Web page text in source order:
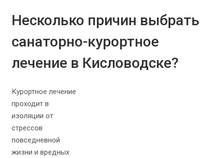
Несколько причин выбрать
санаторно-курортное
лечение в Кисловодске?
Курортное лечение
проходит в
изоляции от
стрессов
повседневной
жизни и вредных